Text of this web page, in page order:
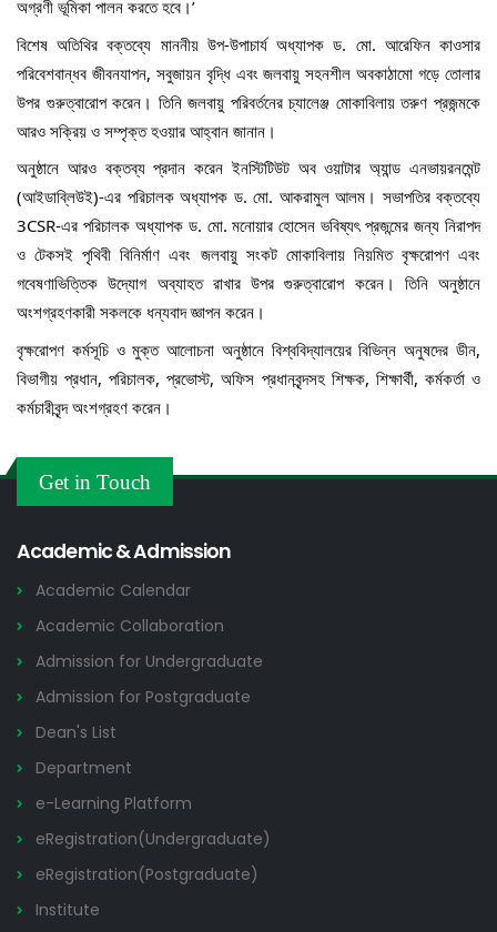
অগ্রণী ভূমিকা পালন করতে হবে।’
বিশেষ অতিথির বক্তব্যে মাননীয় উপ-উপাচার্য অধ্যাপক ড. মো. আরেফিন কাওসার
পরিবেশবান্ধব জীবনযাপন, সবুজায়ন বৃদ্ধি এবং জলবায়ু সহনশীল অবকাঠামো গড়ে তোলার
উপর গুরুত্বারোপ করেন। তিনি জলবায়ু পরিবর্তনের চ্যালেঞ্জ মোকাবিলায় তরুণ প্রজন্মকে
আরও সক্রিয় ও সম্পৃক্ত হওয়ার আহ্বান জানান।
অনুষ্ঠানে আরও বক্তব্য প্রদান করেন ইনস্টিটিউট অব ওয়াটার অ্যান্ড এনভায়রনমেন্ট
(আইডাব্লিউই)-এর পরিচালক অধ্যাপক ড. মো. আকরামুল আলম। সভাপতির বক্তব্যে
3CSR-এর পরিচালক অধ্যাপক ড. মো. মনোয়ার হোসেন ভবিষ্যৎ প্রজন্মের জন্য নিরাপদ
ও টেকসই পৃথিবী বিনির্মাণ এবং জলবায়ু সংকট মোকাবিলায় নিয়মিত বৃক্ষরোপণ এবং
গবেষণাভিত্তিক উদ্যোগ অব্যাহত রাখার উপর গুরুত্বারোপ করেন। তিনি অনুষ্ঠানে
অংশগ্রহণকারী সকলকে ধন্যবাদ জ্ঞাপন করেন।
বৃক্ষরোপণ কর্মসূচি ও মুক্ত আলোচনা অনুষ্ঠানে বিশ্ববিদ্যালয়ের বিভিন্ন অনুষদের ডীন,
বিভাগীয় প্রধান, পরিচালক, প্রভোস্ট, অফিস প্রধানবৃন্দসহ শিক্ষক, শিক্ষার্থী, কর্মকর্তা ও
কর্মচারীবৃন্দ অংশগ্রহণ করেন।
Get in Touch
Academic & Admission
Academic Calendar
Academic Collaboration
Admission for Undergraduate
Admission for Postgraduate
Dean's List
Department
e-Learning Platform
eRegistration(Undergraduate)
eRegistration(Postgraduate)
Institute